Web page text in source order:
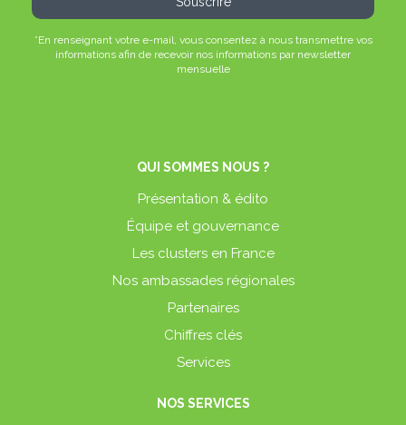
*En renseignant votre e-mail, vous consentez à nous transmettre vos
informations afin de recevoir nos informations par newsletter
mensuelle
QUI SOMMES NOUS ?
Présentation & édito
Équipe et gouvernance
Les clusters en France
Nos ambassades régionales
Partenaires
Chiffres clés
Services
NOS SERVICES